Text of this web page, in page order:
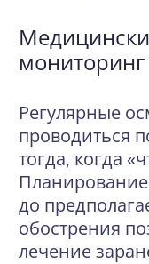
мониторинг
Регулярные
проводиться
тогда, когда
до
обострения
лечение